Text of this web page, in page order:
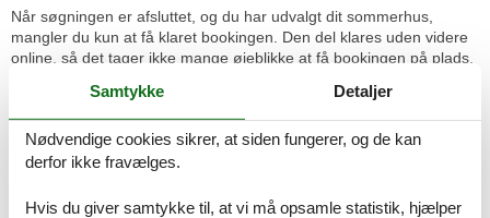
Når søgningen er afsluttet, og du har udvalgt dit sommerhus,
mangler du kun at få klaret bookingen. Den del klares uden videre
online, så det tager ikke mange øjeblikke at få bookingen på plads.
Ferieoplevelserne venter - se hvad I
bl.a. kan opleve:
Øen Als ligger i Østersøen og grænser op til Flensborg Fjord mod
syd. Mod øst og nord er øen omgivet af Lillebælt, og på vestsiden
ligger Als Sund og Als Fjord.
Samtykke Detaljer
Nødvendige cookies sikrer, at siden fungerer, og de kan
derfor ikke fravælges.
Hvis du giver samtykke til, at vi må opsamle statistik, hjælper